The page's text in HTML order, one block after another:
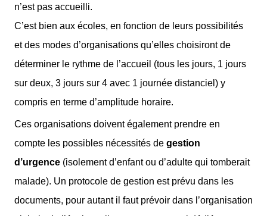
n’est pas accueilli.
C’est bien aux écoles, en fonction de leurs possibilités
et des modes d’organisations qu’elles choisiront de
déterminer le rythme de l’accueil (tous les jours, 1 jours
sur deux, 3 jours sur 4 avec 1 journée distanciel) y
compris en terme d’amplitude horaire.
Ces organisations doivent également prendre en
compte les possibles nécessités de gestion
d’urgence (isolement d’enfant ou d’adulte qui tomberait
malade). Un protocole de gestion est prévu dans les
documents, pour autant il faut prévoir dans l’organisation